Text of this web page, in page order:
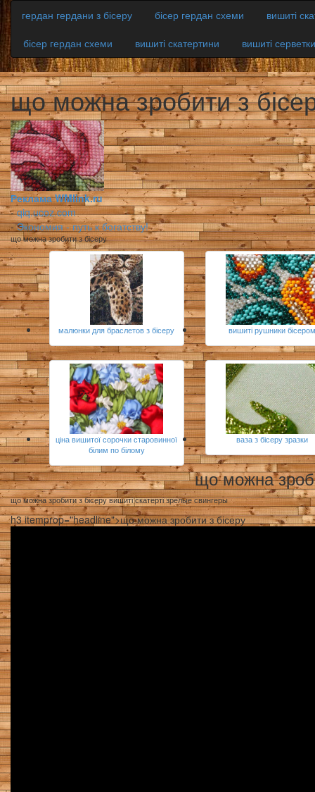
гердан гердани з бісеру бісер гердан схеми
вишиті
бісер гердан схеми
вишиті скатертини вишиті серветки
що можна зробити з
Реклама WMlink.ru
-qiq.ucoz.com
-Экономия - путь к богатству!
що можна зробити з бісеру
малюнки для браслетов з бісеру вишиті рушники
ціна вишитої сорочки старовинної
білим по білому
ваза з бісеру зразки
що можна
що можна зробити з бісеру вишиті скатерті зрелые свингеры
h3 itemprop="headline">що можна зробити з бісеру